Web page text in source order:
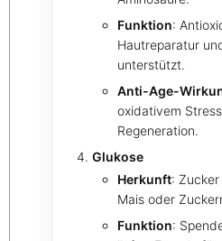
Funktion:
Hautreparatur
unterstützt.
Anti-Age-
oxidativem
Regeneration.
Glukose
Herkunft:
Mais oder
Funktion: